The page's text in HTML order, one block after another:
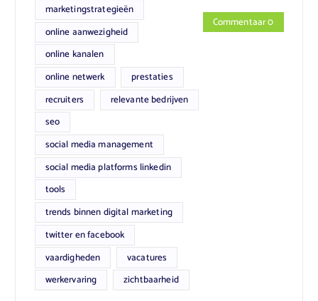
marketingstrategieën
online aanwezigheid
online kanalen
online netwerk
prestaties
recruiters
relevante bedrijven
seo
social media management
social media platforms linkedin
tools
trends binnen digital marketing
twitter en facebook
vaardigheden
vacatures
werkervaring
zichtbaarheid
Commentaar 0